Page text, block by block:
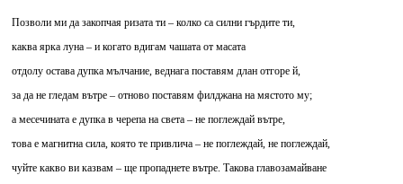
Позволи ми да закопчая ризата ти – колко са силни гърдите ти,
каква ярка луна – и когато вдигам чашата от масата
отдолу остава дупка мълчание, веднага поставям длан отгоре й,
за да не гледам вътре – отново поставям филджана на мястото му;
а месечината е дупка в черепа на света – не поглеждай вътре,
това е магнитна сила, която те привлича – не поглеждай, не поглеждай,
чуйте какво ви казвам – ще пропаднете вътре. Такова главозамайване